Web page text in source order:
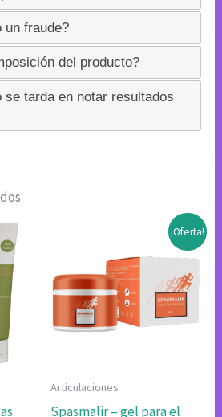
un fraude?
del producto?
se tarda en notar resultados
¡Oferta!
Articulaciones
Spasmalir – gel para el